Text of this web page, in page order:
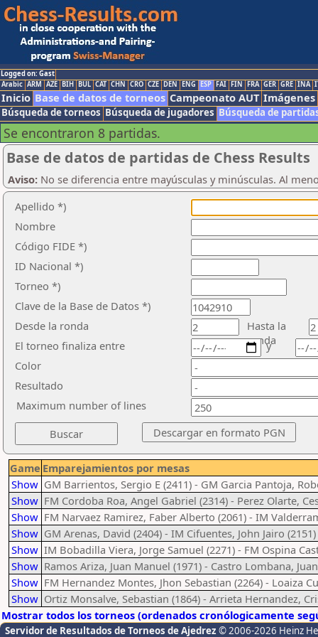
Logged on: Gast
Arabic ARM AZE BIH BUL CAT CHN CRO CZE DEN ENG ESP FAI FIN FRA GER GRE INA
Inicio Base de datos de torneos Campeonato AUT Imágenes
Búsqueda de torneos Búsqueda de jugadores Búsqueda de
Se encontraron 8 partidas.
Base de datos de partidas de Chess Results
Aviso: No se diferencia entre mayúsculas y minúsculas. Al
Apellido *)
Nombre
Código FIDE *)
ID Nacional *)
Torneo *)
Clave de la Base de Datos *)
Desde la ronda
Hasta la
ronda
El torneo finaliza entre
Color
Resultado
y
Maximum number of lines
Game Emparejamientos por mesas
Show GM Barrientos, Sergio E (2411) - GM Garcia Pantoja,
Show FM Cordoba Roa, Angel Gabriel (2314) - Perez Olarte,
Show FM Narvaez Ramirez, Faber Alberto (2061) - IM
Show GM Arenas, David (2404) - IM Cifuentes, John Jairo (2151)
Show IM Bobadilla Viera, Jorge Samuel (2271) - FM Ospina
Show Ramos Ariza, Juan Manuel (1971) - Castro Lombana,
Show FM Hernandez Montes, Jhon Sebastian (2264) - Loaiza
Show Ortiz Monsalve, Sebastian (1864) - Arrieta Hernandez,
Mostrar todos los torneos (ordenados cronólogicamente
Servidor de Resultados de Torneos de Ajedrez © 2006-2026 Heinz